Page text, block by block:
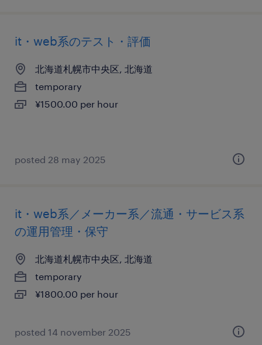
it・web系のテスト・評価
北海道札幌市中央区, 北海道
temporary
¥1500.00 per hour
posted 28 may 2025
it・web系／メーカー系／流通・サービス系
の運用管理・保守
北海道札幌市中央区, 北海道
temporary
¥1800.00 per hour
posted 14 november 2025